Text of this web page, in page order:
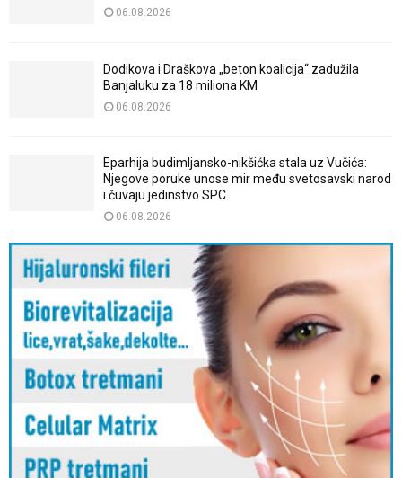
06.08.2026
Dodikova i Draškova „beton koalicija“ zadužila
Banjaluku za 18 miliona KM
06.08.2026
Eparhija budimljansko-nikšićka stala uz Vučića:
Njegove poruke unose mir među svetosavski narod
i čuvaju jedinstvo SPC
06.08.2026